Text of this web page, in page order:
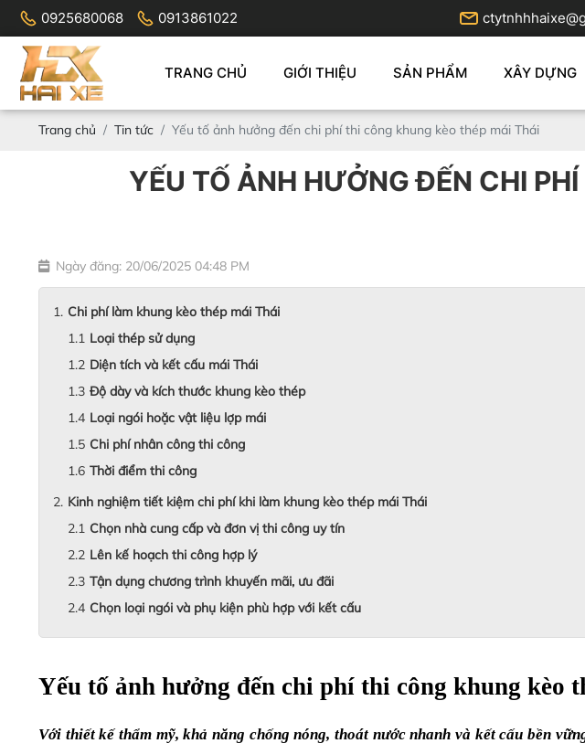
0925680068 0913861022
TRANG CHỦ GIỚI THIỆU SẢN PHẨM XÂY DỰNG
Trang chủ Tin tức Yếu tố ảnh hưởng đến chi phí thi công khung kèo thép mái Thái
YẾU TỐ ẢNH HƯỞNG ĐẾN CHI
Ngày đăng: 20/06/2025 04:48 PM
Chi phí làm khung kèo thép mái Thái
Loại thép sử dụng
Diện tích và kết cấu mái Thái
Độ dày và kích thước khung kèo thép
Loại ngói hoặc vật liệu lợp mái
Chi phí nhân công thi công
Thời điểm thi công
Kinh nghiệm tiết kiệm chi phí khi làm khung kèo thép mái Thái
Chọn nhà cung cấp và đơn vị thi công uy tín
Lên kế hoạch thi công hợp lý
Tận dụng chương trình khuyến mãi, ưu đãi
Chọn loại ngói và phụ kiện phù hợp với kết cấu
Yếu tố ảnh hưởng đến chi phí thi công khung kèo
Với thiết kế thẩm mỹ, khả năng chống nóng, thoát nước nhanh và kết cấu bền